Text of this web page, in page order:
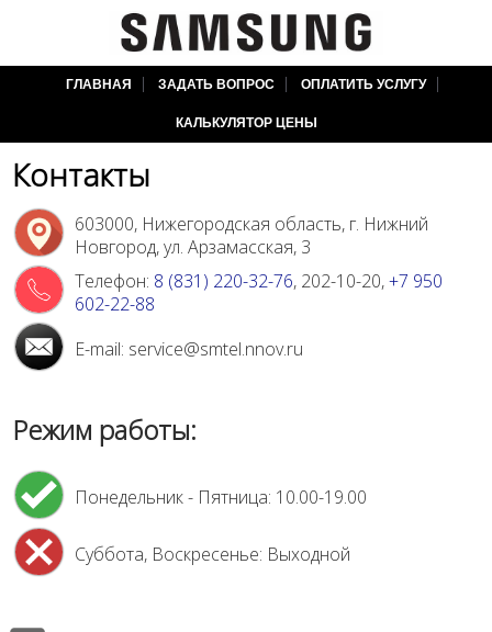
ГЛАВНАЯ ЗАДАТЬ ВОПРОС ОПЛАТИТЬ УСЛУГУ
КАЛЬКУЛЯТОР ЦЕНЫ
Контакты
603000, Нижегородская область, г. Нижний
Новгород,ул. Арзамасская, 3
Телефон: 8 (831) 220-32-76, 202-10-20,+7 950
602-22-88
E-mail: service@smtel.nnov.ru
Режим работы:
Понедельник - Пятница: 10.00-19.00
Суббота, Воскресенье: Выходной